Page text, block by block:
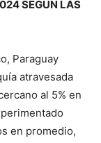
SEGÚN LAS
Paraguay
atravesada
al 5% en
en promedio,